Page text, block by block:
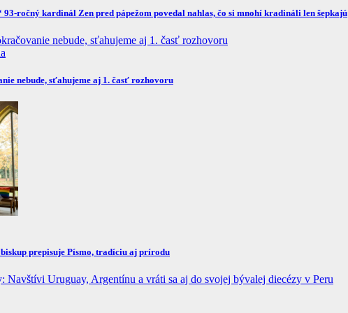
ročný kardinál Zen pred pápežom povedal nahlas, čo si mnohí kradináli len šepkajú
nebude, sťahujeme aj 1. časť rozhovoru
prepisuje Písmo, tradíciu aj prírodu